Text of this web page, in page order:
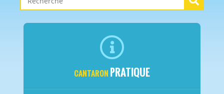
CANTARON PRATIQUE